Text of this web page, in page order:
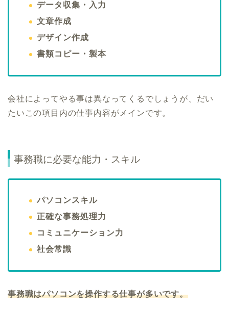
データ収集・入力
文章作成
デザイン作成
書類コピー・製本
会社によってやる事は異なってくるでしょうが、だい
たいこの項目内の仕事内容がメインです。
事務職に必要な能力・スキル
パソコンスキル
正確な事務処理力
コミュニケーション力
社会常識
事務職はパソコンを操作する仕事が多いです。